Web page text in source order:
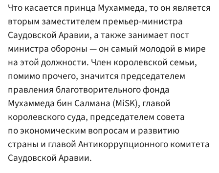
Что касается принца Мухаммеда, то он является
вторым заместителем премьер-министра
Саудовской Аравии, а также занимает пост
министра обороны — он самый молодой в мире
на этой должности. Член королевской семьи,
помимо прочего, значится председателем
правления благотворительного фонда
Мухаммеда бин Салмана (MiSK), главой
королевского суда, председателем совета
по экономическим вопросам и развитию
страны и главой Антикоррупционного комитета
Саудовской Аравии.